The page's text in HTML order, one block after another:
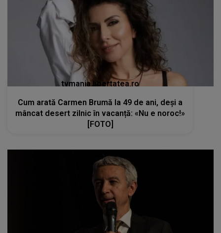
Cum arată Carmen Brumă la 49 de ani, deși a
mâncat desert zilnic în vacanță: «Nu e noroc!»
[FOTO]
Momente dificile pentru Dan Diaconescu.
Fratele lui s-a stins din viață la doar 60 de ani